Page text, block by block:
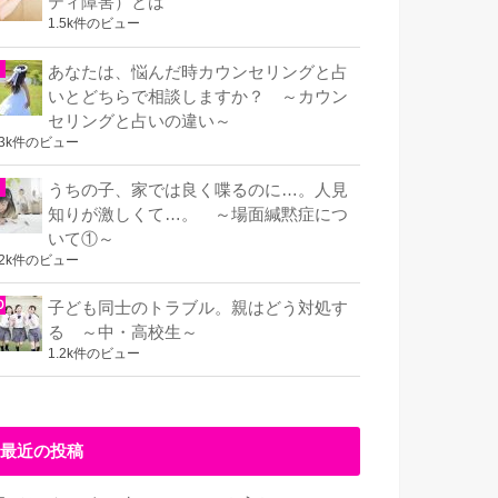
1.5k件のビュー
あなたは、悩んだ時カウンセリングと占
いとどちらで相談しますか？ ～カウン
セリングと占いの違い～
件のビュー
うちの子、家では良く喋るのに…。人見
知りが激しくて…。 ～場面緘黙症につ
いて①～
件のビュー
子ども同士のトラブル。親はどう対処す
る ～中・高校生～
1.2k件のビュー
最近の投稿